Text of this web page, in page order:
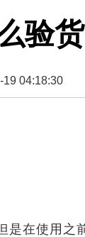
验
19 04:18:30
是在使用之